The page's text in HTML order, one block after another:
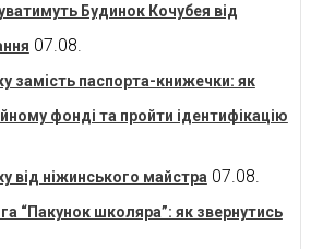
Будинок Кочубея від
07.08.
замість паспорта-книжечки: як
фонді та пройти ідентифікацію
від ніжинського майстра 07.08.
“Пакунок школяра”: як звернутись